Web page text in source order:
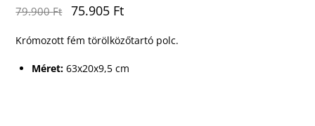
79.900Ft
Original
was:
75.905 FtCurrent
is:
Krómozott fém törölközőtartó polc.
Méret:63x20x9,5 cm